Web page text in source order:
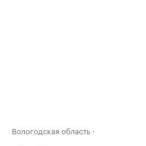
Вологодская область